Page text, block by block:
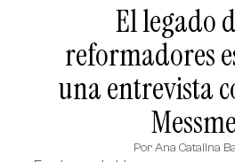
El legado
reformadores
una entrevista
Por Ana Catalina